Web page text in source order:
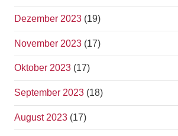
Dezember 2023 (19)
November 2023 (17)
Oktober 2023 (17)
September 2023 (18)
August 2023 (17)